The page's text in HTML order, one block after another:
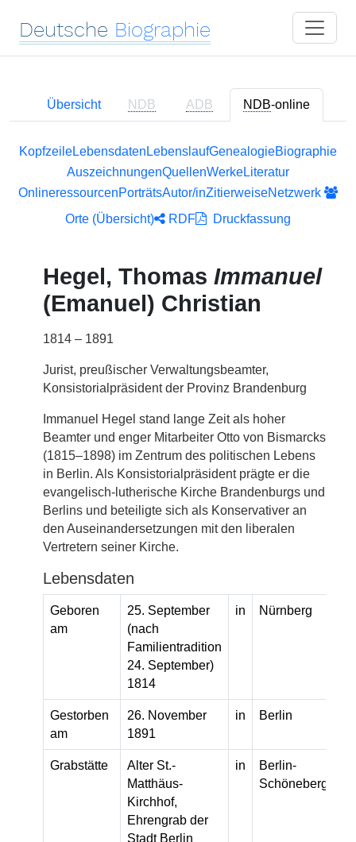
Deutsche Biographie
Übersicht NDB ADB NDB-online
KopfzeileLebensdaten LebenslaufGenealogieBiographie
AuszeichnungenQuellenWerkeLiteratur
OnlineressourcenPorträtsAutor/inZitierweiseNetzwerk
Orte (Übersicht)
RDF Druckfassung
Hegel, Thomas Immanuel
(Emanuel) Christian
1814 – 1891
Jurist, preußischer Verwaltungsbeamter,
Konsistorialpräsident der Provinz Brandenburg
Immanuel Hegel stand lange Zeit als hoher
Beamter und enger Mitarbeiter Otto von Bismarcks
(1815–1898) im Zentrum des politischen Lebens
in Berlin. Als Konsistorialpräsident prägte er die
evangelisch-lutherische Kirche Brandenburgs und
Berlins und beteiligte sich als Konservativer an
den Auseinandersetzungen mit den liberalen
Vertretern seiner Kirche.
Lebensdaten
Geboren
am
25. September
(nach
Familientradition
24. September)
1814
in Nürnberg
Gestorben
am
26. November
1891
in Berlin
Grabstätte
Alter St.-
Matthäus-
Kirchhof,
Ehrengrab der
Stadt Berlin
in
Berlin-
Schöneberg